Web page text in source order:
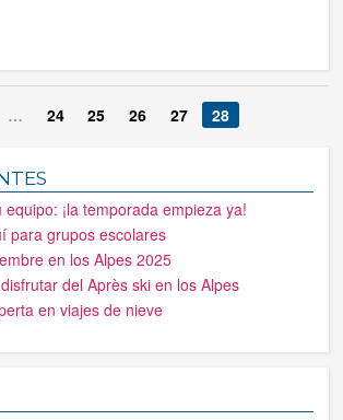
… 24 25 26 27
28
¡la temporada empieza ya!
para grupos escolares
en los Alpes 2025
del Après ski en los Alpes
en viajes de nieve